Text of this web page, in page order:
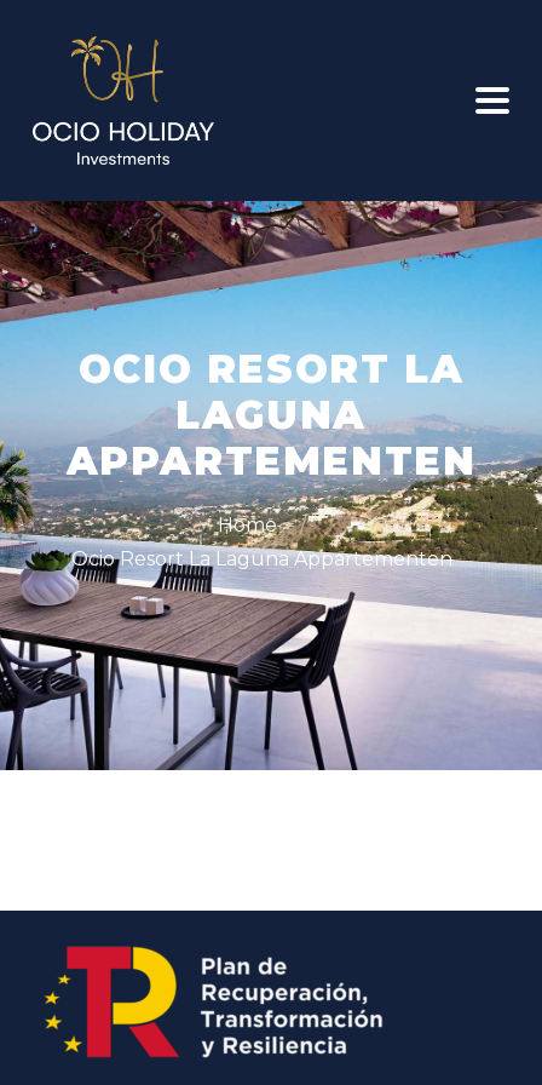
OCIO RESORT LA
LAGUNA
APPARTEMENTEN
Home
Ocio Resort La Laguna Appartementen